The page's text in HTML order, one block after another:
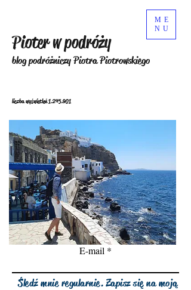
ME
NU
Pioter w podróży
blog podróżniczy Piotra Piotrowskiego
liczba wyświetleń1.245.901
E-mail
Śledź mnie regularnie. Zapisz się na moją